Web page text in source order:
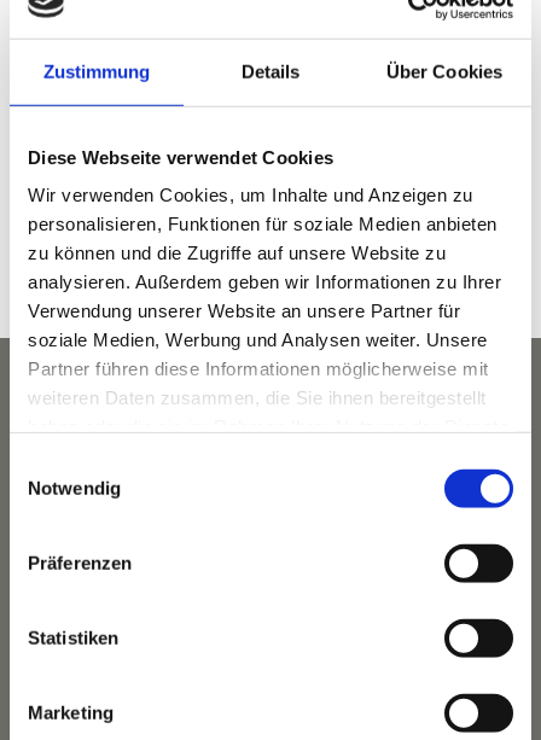
Zustimmung Details Über Cookies
Diese Webseite verwendet Cookies
Wir verwenden Cookies, um Inhalte und Anzeigen zu
personalisieren, Funktionen für soziale Medien anbieten
zu können und die Zugriffe auf unsere Website zu
analysieren. Außerdem geben wir Informationen zu Ihrer
Verwendung unserer Website an unsere Partner für
soziale Medien, Werbung und Analysen weiter. Unsere
Partner führen diese Informationen möglicherweise mit
weiteren Daten zusammen, die Sie ihnen bereitgestellt
Notwendig
Präferenzen
Statistiken
Marketing
DETAILS
Februar 18, 2023
Zeit:
9:00 a.m. - 1:00 p.m.
Veranstaltungskategorie:
Winter